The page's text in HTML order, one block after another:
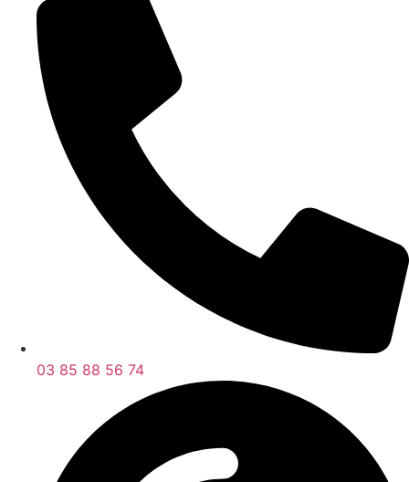
03 85 88 56 74